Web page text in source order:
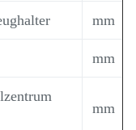
mm
mm
mm